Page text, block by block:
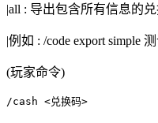
|all : 导出包含所有信息的
|例如 : /code export simple
(玩家命令)
/cash <兑换码>